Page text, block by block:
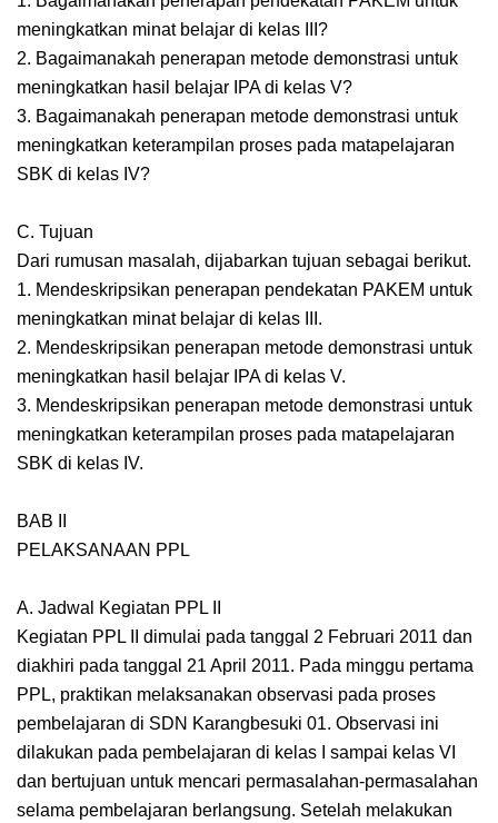
meningkatkan minat belajar di kelas III?
2. Bagaimanakah penerapan metode demonstrasi untuk
meningkatkan hasil belajar IPA di kelas V?
3. Bagaimanakah penerapan metode demonstrasi untuk
meningkatkan keterampilan proses pada matapelajaran
SBK di kelas IV?
C. Tujuan
Dari rumusan masalah, dijabarkan tujuan sebagai berikut.
1. Mendeskripsikan penerapan pendekatan PAKEM untuk
meningkatkan minat belajar di kelas III.
2. Mendeskripsikan penerapan metode demonstrasi untuk
meningkatkan hasil belajar IPA di kelas V.
3. Mendeskripsikan penerapan metode demonstrasi untuk
meningkatkan keterampilan proses pada matapelajaran
SBK di kelas IV.
BAB II
PELAKSANAAN PPL
A. Jadwal Kegiatan PPL II
Kegiatan PPL II dimulai pada tanggal 2 Februari 2011 dan
diakhiri pada tanggal 21 April 2011. Pada minggu pertama
PPL, praktikan melaksanakan observasi pada proses
pembelajaran di SDN Karangbesuki 01. Observasi ini
dilakukan pada pembelajaran di kelas I sampai kelas VI
dan bertujuan untuk mencari permasalahan-permasalahan
selama pembelajaran berlangsung. Setelah melakukan